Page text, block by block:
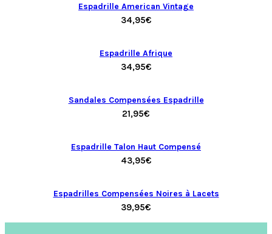
Espadrille American Vintage
34,95€
Espadrille Afrique
34,95€
Sandales Compensées Espadrille
21,95€
Espadrille Talon Haut Compensé
43,95€
Espadrilles Compensées Noires à Lacets
39,95€